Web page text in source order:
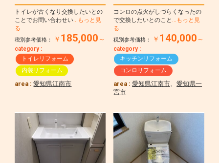
トイレが古くなり交換したいとの
ことでお問い合わせい…もっと見
る
税別参考価格： ￥ 185,000 ～
category :
トイレリフォーム
内装リフォーム
area :愛知県江南市
コンロの点火がしづらくなったの
で交換したいとのこと …もっと見
る
税別参考価格： ￥ 140,000 ～
category :
キッチンリフォーム
コンロリフォーム
area :愛知県江南市、愛知県一
宮市